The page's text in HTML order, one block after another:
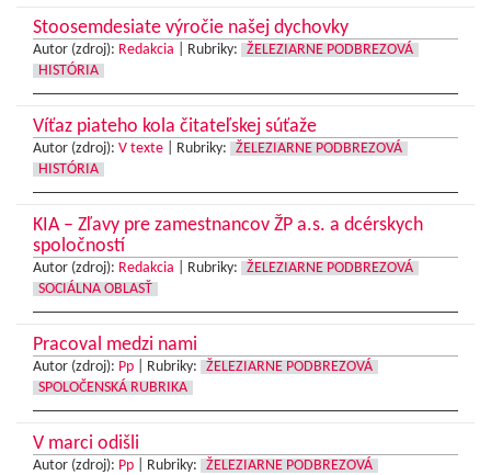
Stoosemdesiate výročie našej dychovky
Autor (zdroj): Redakcia Rubriky:
ŽELEZIARNE PODBREZOVÁ
HISTÓRIA
Víťaz piateho kola čitateľskej súťaže
Autor (zdroj): V texte Rubriky:
ŽELEZIARNE PODBREZOVÁ
HISTÓRIA
KIA – Zľavy pre zamestnancov ŽP a.s. a dcérskych
spoločností
Autor (zdroj): Redakcia Rubriky:
ŽELEZIARNE PODBREZOVÁ
SOCIÁLNA OBLASŤ
Pracoval medzi nami
Autor (zdroj): Pp Rubriky:
ŽELEZIARNE PODBREZOVÁ
SPOLOČENSKÁ RUBRIKA
V marci odišli
Autor (zdroj): Pp Rubriky:
ŽELEZIARNE PODBREZOVÁ